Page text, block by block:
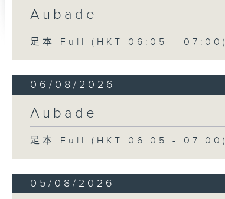
Aubade
足本 Full (HKT 06:05 - 07:00)
06/08/2026
Aubade
足本 Full (HKT 06:05 - 07:00)
05/08/2026